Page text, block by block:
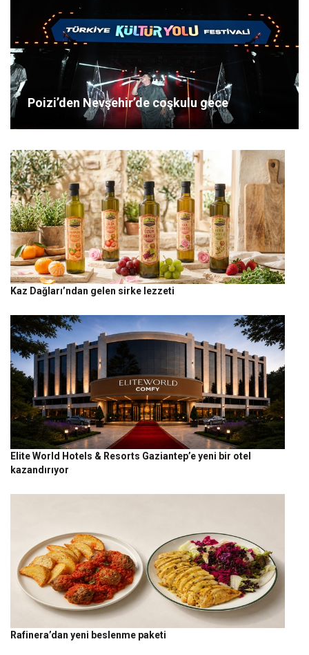
Poizi’den Nevşehir’de coşkulu gece
Kaz Dağları’ndan gelen sirke lezzeti
Elite World Hotels & Resorts Gaziantep’e yeni bir otel
kazandırıyor
Rafinera’dan yeni beslenme paketi